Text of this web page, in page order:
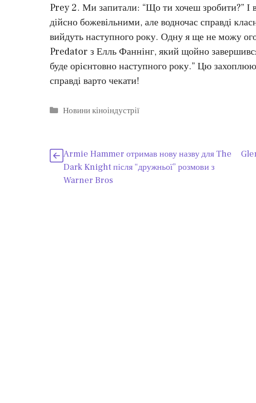
Prey 2. Ми запитали: “Що ти хочеш зробити?” І
дійсно божевільними, але водночас справді
вийдуть наступного року. Одну я ще не можу
Predator з Елль Фаннінг, який щойно
буде орієнтовно наступного року.” Цю
справді варто чекати!
Категорії
Новини кіноіндустрії
Armie Hammer отримав нову назву для The
Dark Knight після “дружньої” розмови з
Warner Bros